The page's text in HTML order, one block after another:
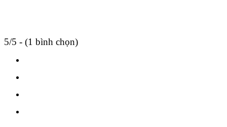
5/5 - (1 bình chọn)